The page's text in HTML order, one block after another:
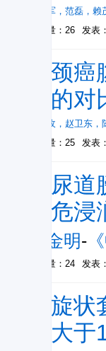
凌华军 ， 范磊 ， 赖
被引量：26
发表
宫颈
素的
盛昕玫 ， 赵卫东 ，
被引量：25
发表
经尿
高危
黄金明-
被引量：24 发表
螺旋
径大